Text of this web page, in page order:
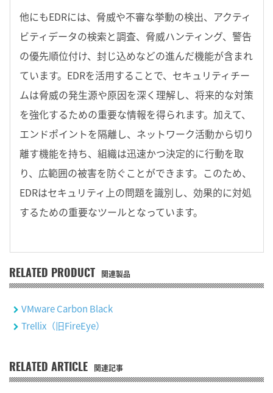
他にもEDRには、脅威や不審な挙動の検出、アクティ
ビティデータの検索と調査、脅威ハンティング、警告
の優先順位付け、封じ込めなどの進んだ機能が含まれ
ています。EDRを活用することで、セキュリティチー
ムは脅威の発生源や原因を深く理解し、将来的な対策
を強化するための重要な情報を得られます。加えて、
エンドポイントを隔離し、ネットワーク活動から切り
離す機能を持ち、組織は迅速かつ決定的に行動を取
り、広範囲の被害を防ぐことができます。このため、
EDRはセキュリティ上の問題を識別し、効果的に対処
するための重要なツールとなっています。
RELATED PRODUCT 関連製品
VMware Carbon Black
Trellix（旧FireEye）
RELATED ARTICLE 関連記事